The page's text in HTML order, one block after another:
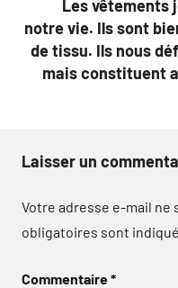
Les vêtements
notre vie. Ils sont
de tissu. Ils nous
mais constituent
Laisser un
Votre adresse e-mail ne
obligatoires sont
Commentaire*